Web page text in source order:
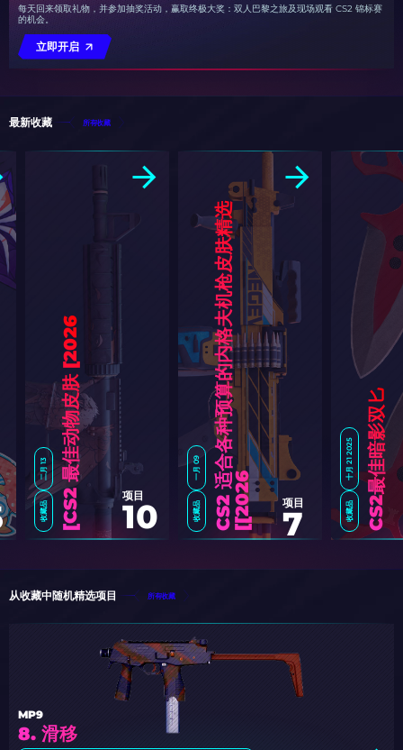
每天回来领取礼物，并参加抽奖活动，赢取终极大奖：双人巴黎之旅及现场观看 CS2 锦标赛
的机会。
立即开启
最新收藏 所有收藏
十月 21 2025
收藏品 CS2最佳暗影双匕
一月 09
收藏品 C
S
2适
合
各
种
预
算
的
内
格
夫
机
枪
皮
肤
精
选
[
2
0
26
] 项目
7
二月 13
收藏品
C
S
2
最
佳
动
物
皮
肤
[
2
0
2
6
] 项目
10
从收藏中随机精选项目 所有收藏
8. 滑移
MP9